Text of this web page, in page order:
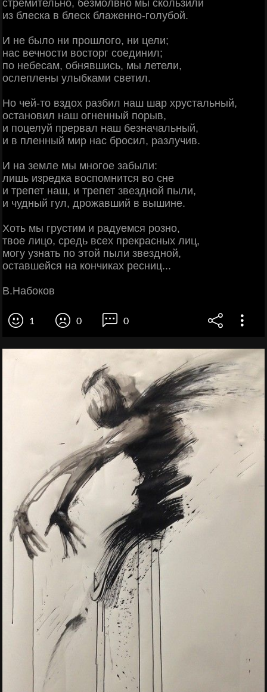
стремительно, безмолвно мы скользили
из блеска в блеск блаженно-голубой.
И не было ни прошлого, ни цели;
нас вечности восторг соединил;
по небесам, обнявшись, мы летели,
ослеплены улыбками светил.
Но чей-то вздох разбил наш шар хрустальный,
остановил наш огненный порыв,
и поцелуй прервал наш безначальный,
и в пленный мир нас бросил, разлучив.
И на земле мы многое забыли:
лишь изредка воспомнится во сне
и трепет наш, и трепет звездной пыли,
и чудный гул, дрожавший в вышине.
Хоть мы грустим и радуемся розно,
твое лицо, средь всех прекрасных лиц,
могу узнать по этой пыли звездной,
оставшейся на кончиках ресниц...
В.Набоков
1 0 0